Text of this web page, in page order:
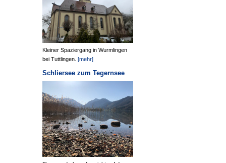
Kleiner Spaziergang in Wurmlingen
bei Tuttlingen. [mehr]
Schliersee zum Tegernsee